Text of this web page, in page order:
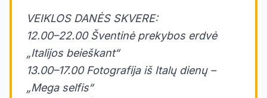
VEIKLOS DANĖS SKVERE:
12.00–22.00 Šventinė prekybos erdvė
„Italijos beieškant“
13.00–17.00 Fotografija iš Italų dienų –
„Mega selfis“